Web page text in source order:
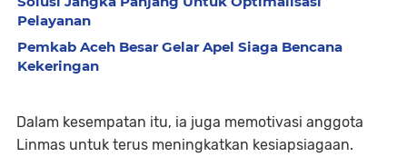
Pelayanan
Pemkab Aceh Besar Gelar Apel Siaga Bencana
Kekeringan
Dalam kesempatan itu, ia juga memotivasi anggota
Linmas untuk terus meningkatkan kesiapsiagaan.